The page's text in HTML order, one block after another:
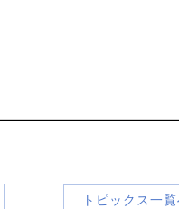
トピックス一